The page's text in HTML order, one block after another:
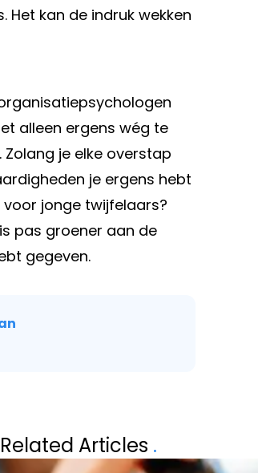
kan de indruk wekken
alleen ergens wég te
je elke overstap
je ergens hebt
voor jonge twijfelaars?
pas groener aan de
gegeven.
TRUMP BLAAST
HET LAATSTE
Related Articles .